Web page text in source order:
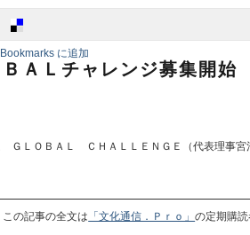
ＡＬチャレンジ募集開始
ＬＯＢＡＬ ＣＨＡＬＬＥＮＧＥ（代表理事宮
この記事の全文は 「文化通信．Ｐｒｏ」の定期購